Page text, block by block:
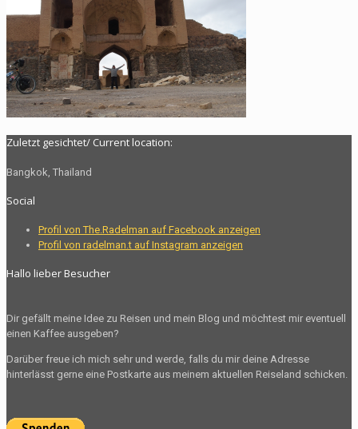
Zuletzt gesichtet/ Current location:
Bangkok, Thailand
Social
Profil von The.Radelman auf Facebook anzeigen
Profil von radelman.t auf Instagram anzeigen
Hallo lieber Besucher
Dir gefällt meine Idee zu Reisen und mein Blog und möchtest mir eventuell
einen Kaffee ausgeben?
Darüber freue ich mich sehr und werde, falls du mir deine Adresse
hinterlässt gerne eine Postkarte aus meinem aktuellen Reiseland schicken.